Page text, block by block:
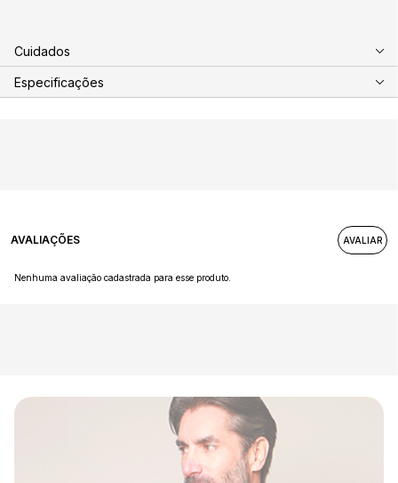
Cuidados
Especificações
AVALIAÇÕES
Nenhuma avaliação cadastrada para esse produto.